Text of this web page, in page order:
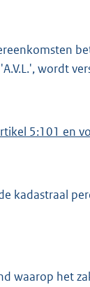
wordt
5:101 en
kadastraal
waarop het